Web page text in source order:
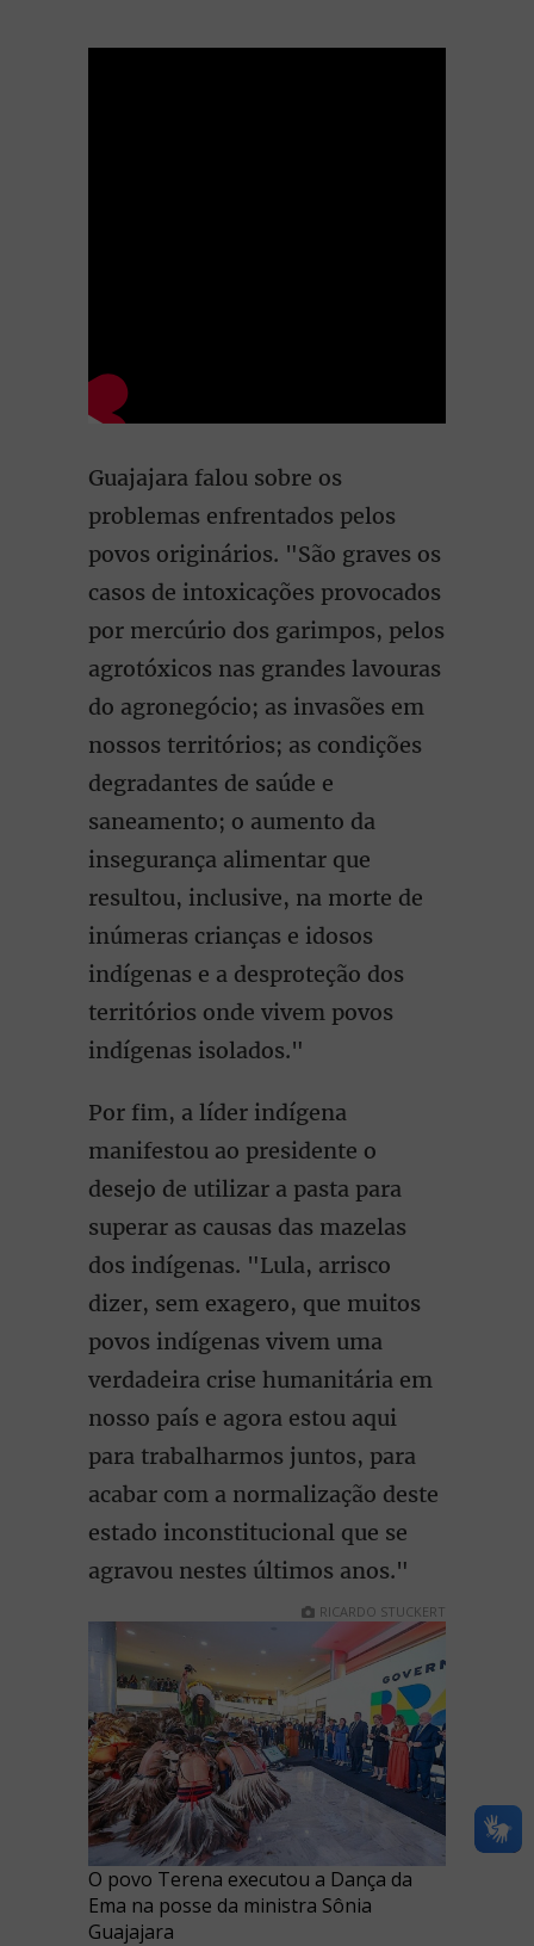
Guajajara falou sobre os
problemas enfrentados pelos
povos originários. "São graves os
casos de intoxicações provocados
por mercúrio dos garimpos, pelos
agrotóxicos nas grandes lavouras
do agronegócio; as invasões em
nossos territórios; as condições
degradantes de saúde e
saneamento; o aumento da
insegurança alimentar que
resultou, inclusive, na morte de
inúmeras crianças e idosos
indígenas e a desproteção dos
territórios onde vivem povos
indígenas isolados."
Por fim, a líder indígena
manifestou ao presidente o
desejo de utilizar a pasta para
superar as causas das mazelas
dos indígenas. "Lula, arrisco
dizer, sem exagero, que muitos
povos indígenas vivem uma
verdadeira crise humanitária em
nosso país e agora estou aqui
para trabalharmos juntos, para
acabar com a normalização deste
estado inconstitucional que se
agravou nestes últimos anos."
RICARDO STUCKERT
O povo Terena executou a Dança da
Ema na posse da ministra Sônia
Guajajara